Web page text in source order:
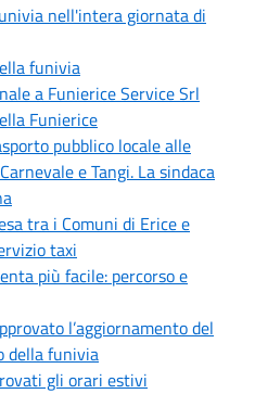
nell'intera giornata di
funivia
a Funierice Service Srl
Funierice
pubblico locale alle
e Tangi. La sindaca
tra i Comuni di Erice e
taxi
più facile: percorso e
l’aggiornamento del
della funivia
gli orari estivi